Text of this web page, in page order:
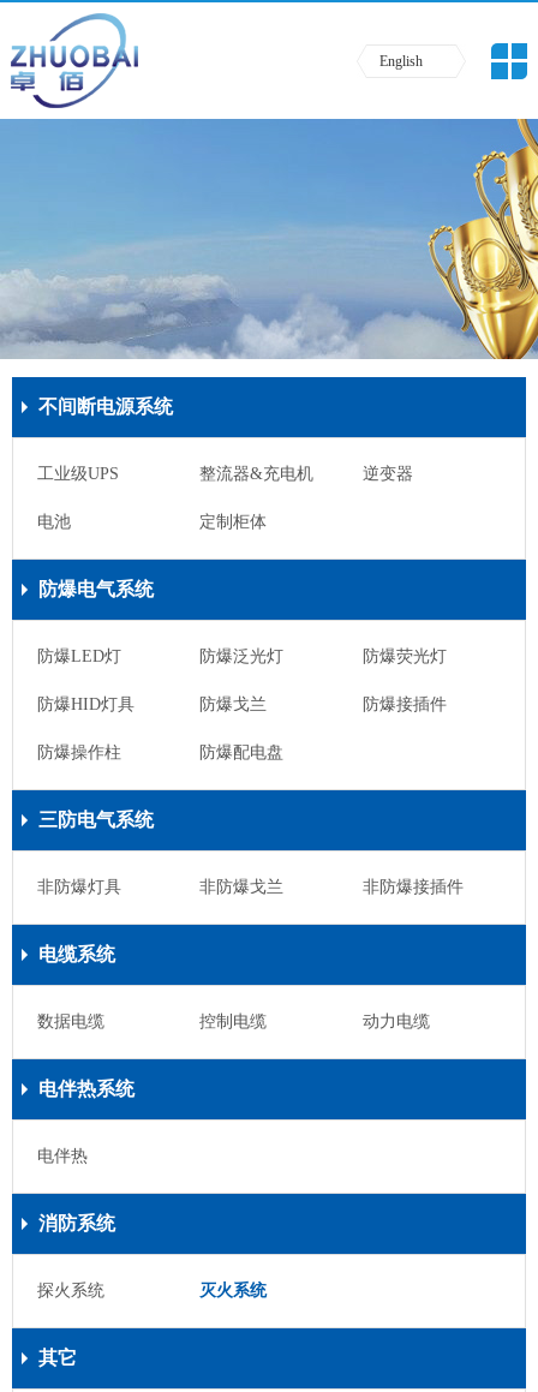
English
不间断电源系统
工业级UPS 整流器&充电机 逆变器
电池 定制柜体
防爆电气系统
防爆LED灯 防爆泛光灯 防爆荧光灯
防爆HID灯具 防爆戈兰 防爆接插件
防爆操作柱 防爆配电盘
三防电气系统
非防爆灯具 非防爆戈兰 非防爆接插件
电缆系统
数据电缆 控制电缆 动力电缆
电伴热系统
电伴热
消防系统
探火系统 灭火系统
其它